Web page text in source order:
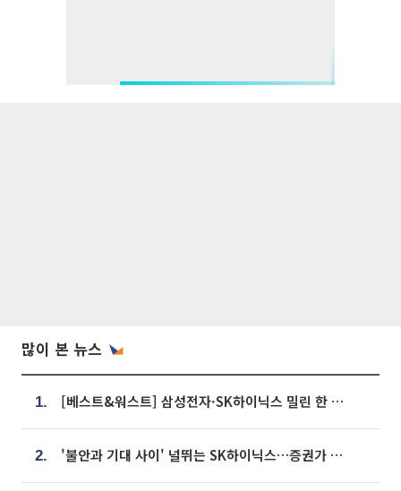
많이 본 뉴스
1. [베스트&워스트] 삼성전자·SK하이닉스 밀린 한 주…상상인증권은 85% 급등
2. '불안과 기대 사이' 널뛰는 SK하이닉스…증권가 "HBM4·LTA 기반 펀터멘털 견고"